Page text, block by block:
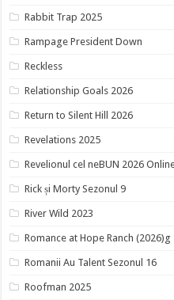
Rabbit Trap 2025
Rampage President Down
Reckless
Relationship Goals 2026
Return to Silent Hill 2026
Revelations 2025
Revelionul cel neBUN 2026
Rick și Morty Sezonul 9
River Wild 2023
Romance at Hope Ranch (2026)g
Romanii Au Talent Sezonul 16
Roofman 2025